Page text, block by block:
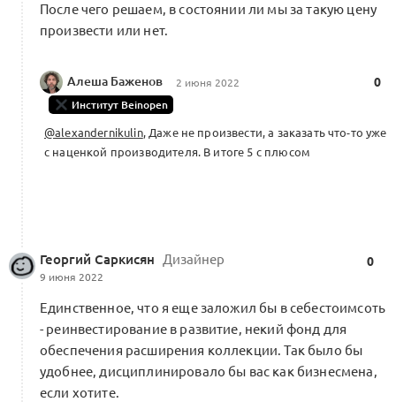
Меморандум о кооперации 5 комментариев
Роли, ответственность и права решения
(KA5.1)
0 комментариев
партнера (KA5.4.4.1)
0 комментариев
Ценообразование в премиальных
брендах, опыт The Row (KA1.3.2.1)
После чего решаем, в состоянии ли мы за такую цену
произвести или нет.
Алеша Баженов 2 июня 2022
Институт Beinopen
0
@alexandernikulin, Даже не произвести, а заказать что-то уже
с наценкой производителя. В итоге 5 с плюсом
Георгий Саркисян Дизайнер
9 июня 2022
0
Единственное, что я еще заложил бы в себестоимсоть
- реинвестирование в развитие, некий фонд для
обеспечения расширения коллекции. Так было бы
удобнее, дисциплинировало бы вас как бизнесмена,
если хотите.